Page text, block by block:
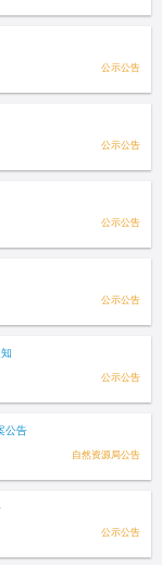
公示公告
公示公告
公示公告
公示公告
公示公告
公告
自然资源局公告
公示公告